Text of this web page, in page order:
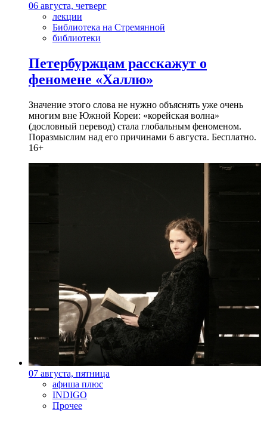
06 августа, четверг
лекции
Библиотека на Стремянной
библиотеки
Петербуржцам расскажут о
феномене «Халлю»
Значение этого слова не нужно объяснять уже очень
многим вне Южной Кореи: «корейская волна»
(дословный перевод) стала глобальным феноменом.
Поразмыслим над его причинами 6 августа. Бесплатно.
16+
07 августа, пятница
афиша плюс
INDIGO
Прочее